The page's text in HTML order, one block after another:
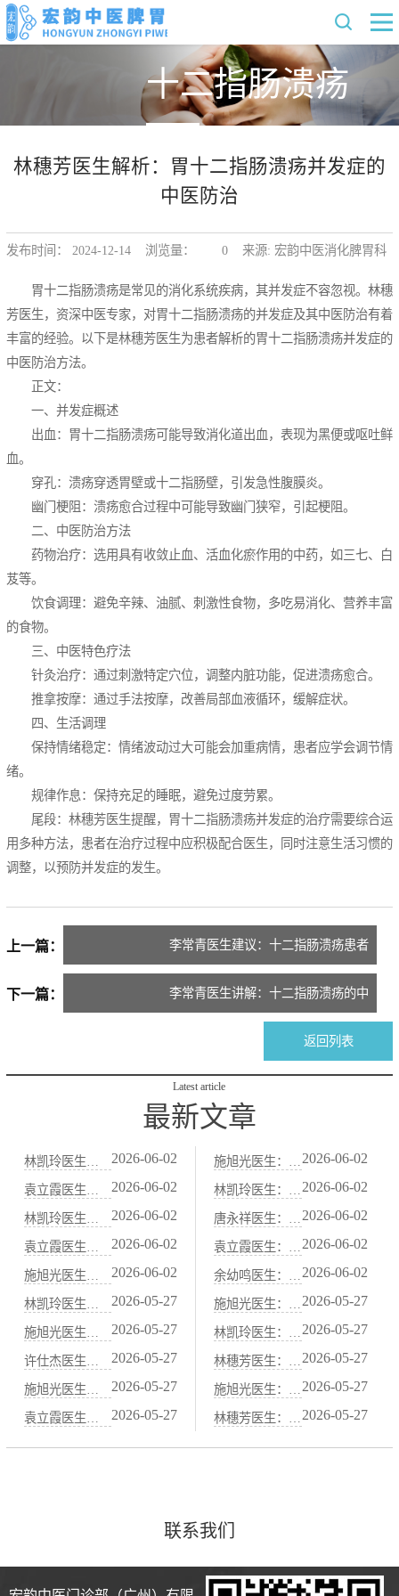
十二指肠溃疡
林穗芳医生解析：胃十二指肠溃疡并发症的
中医防治
发布时间： 2024-12-14 浏览量： 0来源: 宏韵中医消化脾胃科
胃十二指肠溃疡是常见的消化系统疾病，其并发症不容忽视。林穗
芳医生，资深中医专家，对胃十二指肠溃疡的并发症及其中医防治有着
丰富的经验。以下是林穗芳医生为患者解析的胃十二指肠溃疡并发症的
中医防治方法。
正文：
一、并发症概述
出血：胃十二指肠溃疡可能导致消化道出血，表现为黑便或呕吐鲜
血。
穿孔：溃疡穿透胃壁或十二指肠壁，引发急性腹膜炎。
幽门梗阻：溃疡愈合过程中可能导致幽门狭窄，引起梗阻。
二、中医防治方法
药物治疗：选用具有收敛止血、活血化瘀作用的中药，如三七、白
芨等。
饮食调理：避免辛辣、油腻、刺激性食物，多吃易消化、营养丰富
的食物。
三、中医特色疗法
针灸治疗：通过刺激特定穴位，调整内脏功能，促进溃疡愈合。
推拿按摩：通过手法按摩，改善局部血液循环，缓解症状。
四、生活调理
保持情绪稳定：情绪波动过大可能会加重病情，患者应学会调节情
绪。
规律作息：保持充足的睡眠，避免过度劳累。
尾段：林穗芳医生提醒，胃十二指肠溃疡并发症的治疗需要综合运
用多种方法，患者在治疗过程中应积极配合医生，同时注意生活习惯的
调整，以预防并发症的发生。
上一篇： 李常青医生建议：十二指肠溃疡患者
下一篇： 李常青医生讲解：十二指肠溃疡的中
返回列表
Latest article
最新文章
2026-06-02 2026-06-02
2026-06-02 2026-06-02
2026-06-02 2026-06-02
2026-06-02 2026-06-02
2026-06-02 2026-06-02
2026-05-27 2026-05-27
2026-05-27 2026-05-27
2026-05-27 2026-05-27
2026-05-27 2026-05-27
2026-05-27 2026-05-27
联系我们